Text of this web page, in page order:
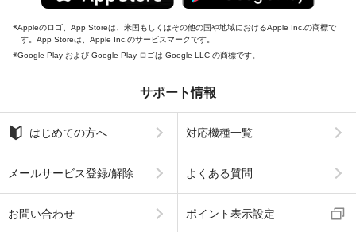
Appleのロゴ、App Storeは、米国もしくはその他の国や地域におけるApple Inc.の商標で
す。App Storeは、Apple Inc.のサービスマークです。
Google Play および Google Play ロゴは Google LLC の商標です。
サポート情報
はじめての方へ 対応機種一覧
メールサービス登録/解除 よくある質問
お問い合わせ ポイント表示設定